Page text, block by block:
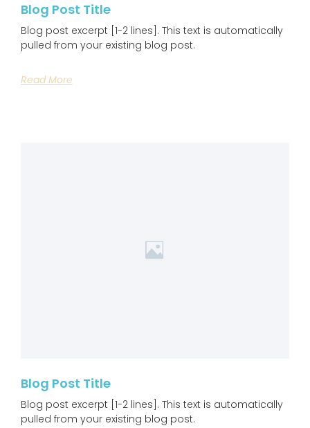
Blog Post Title
Blog post excerpt [1-2 lines]. This text is automatically
pulled from your existing blog post.
Read More
Blog Post Title
Blog post excerpt [1-2 lines]. This text is automatically
pulled from your existing blog post.